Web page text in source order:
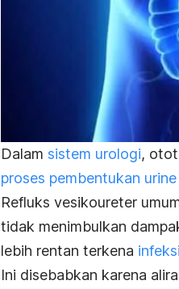
Dalam sistem urologi, otot
proses pembentukan urine
Refluks vesikoureter
tidak menimbulkan
lebih rentan terkena
Ini disebabkan karena